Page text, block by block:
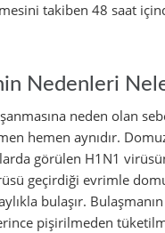
takiben 48 saat
Nedenleri
neden olan
hemen aynıdır.
görülen H1N1
geçirdiği evrimle
bulaşır.
pişirilmeden